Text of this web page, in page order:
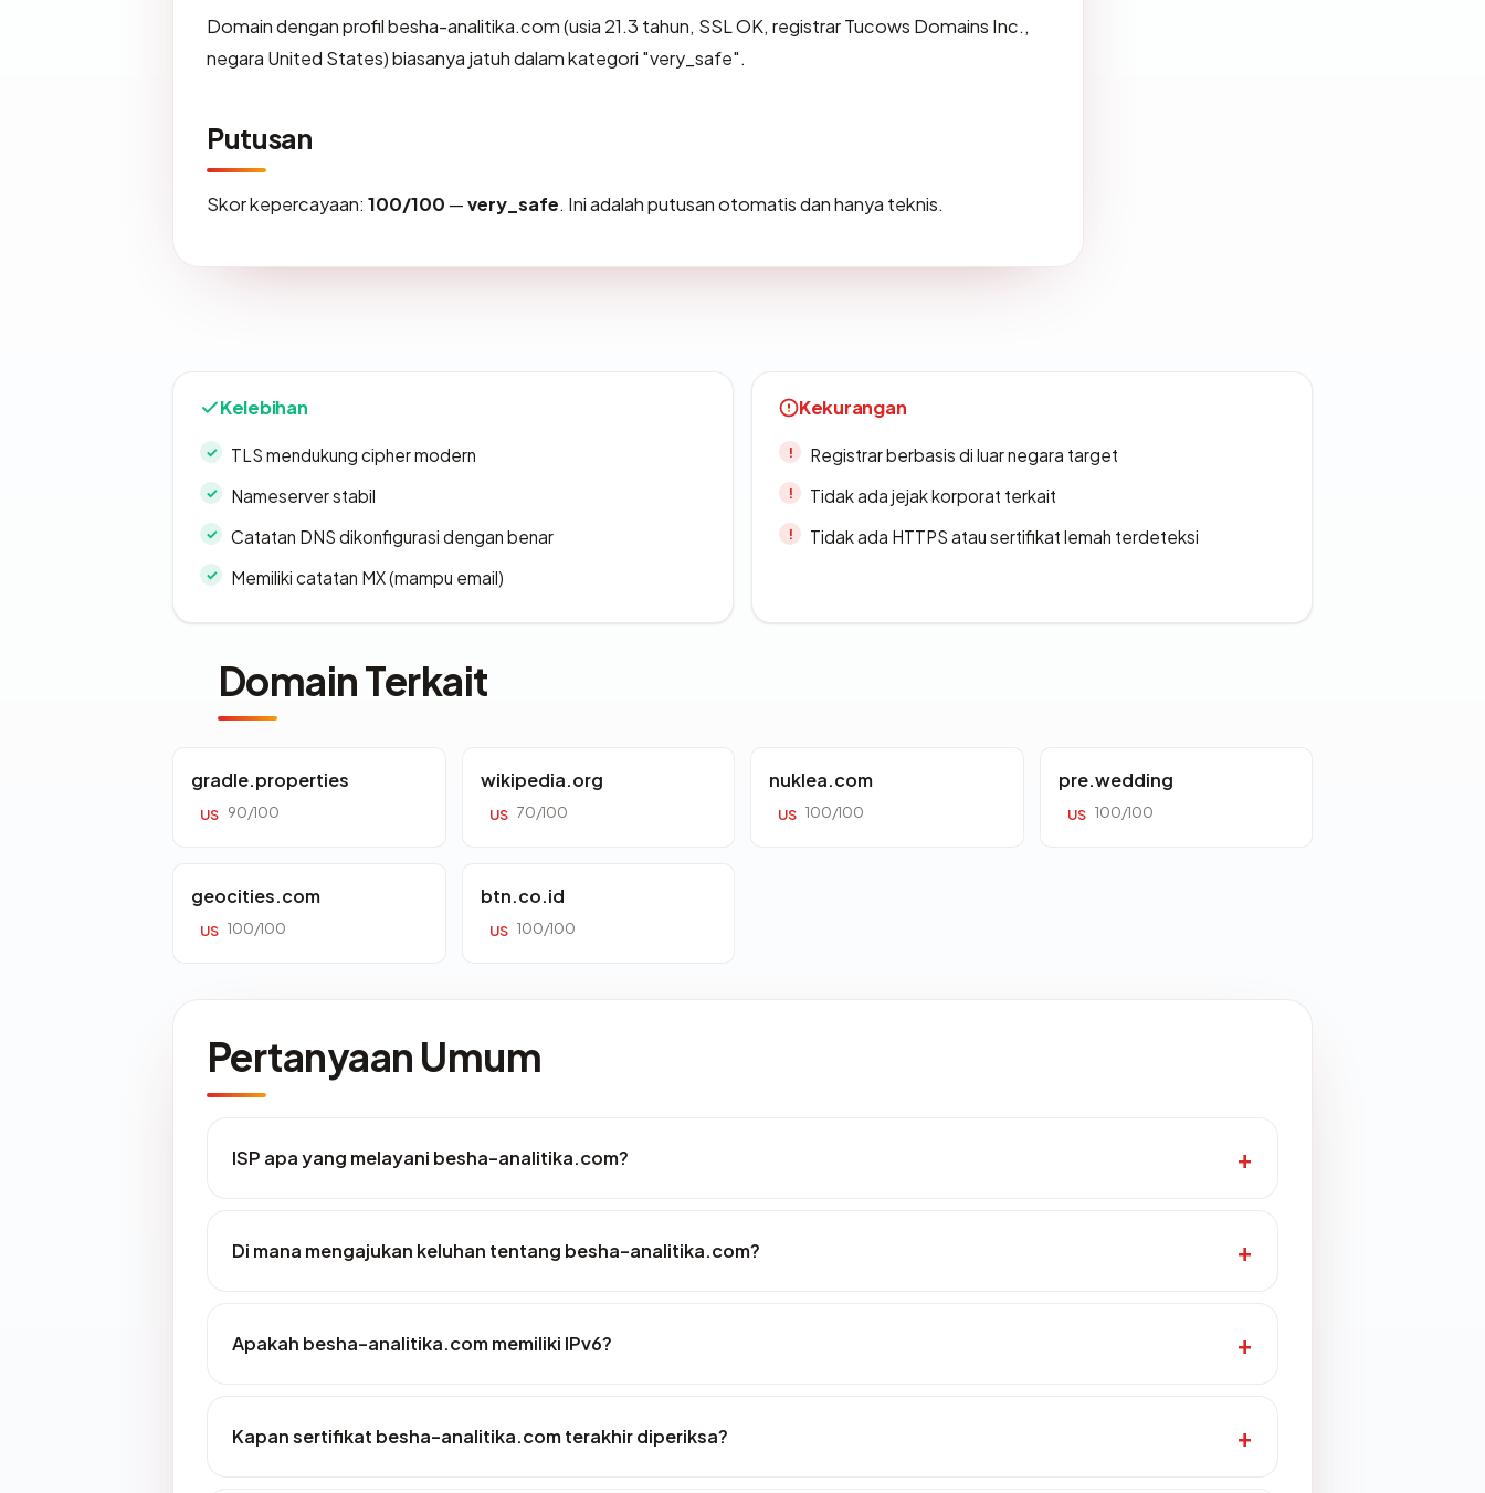
Domain dengan profil besha-analitika.com (usia 21.3 tahun, SSL OK, registrar Tucows Domains Inc.,
negara United States) biasanya jatuh dalam kategori "very_safe".
Putusan
Skor kepercayaan: 100/100 —very_safe. Ini adalah putusan otomatis dan hanya teknis.
Kelebihan
TLS mendukung cipher modern
Nameserver stabil
Catatan DNS dikonfigurasi dengan benar
Memiliki catatan MX (mampu email)
Kekurangan
Registrar berbasis di luar negara target
Tidak ada jejak korporat terkait
Tidak ada HTTPS atau sertifikat lemah terdeteksi
Domain Terkait
gradle.properties
US 90/100
wikipedia.org
US 70/100
nuklea.com
US 100/100
pre.wedding
US 100/100
geocities.com
US 100/100
btn.co.id
US 100/100
Pertanyaan Umum
ISP apa yang melayani besha-analitika.com?
Di mana mengajukan keluhan tentang besha-analitika.com?
Apakah besha-analitika.com memiliki IPv6?
Kapan sertifikat besha-analitika.com terakhir diperiksa?